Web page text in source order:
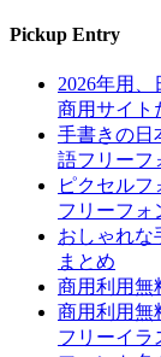
Pickup Entry
2026年用
商用サイト
手書きの日
語フリーフ
ピクセル
フリーフォ
おしゃれな
まとめ
商用利用無
商用利用無
フリーイラ